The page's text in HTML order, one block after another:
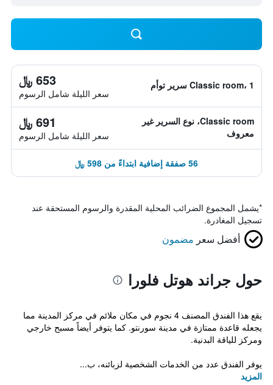
Classic room، 1 سرير توأم 653 ﷼
سعر الليلة شامل الرسوم
Classic room، نوع السرير غير
معروف
691 ﷼
سعر الليلة شامل الرسوم
56 صفقة إضافية ابتداءً من 598 ﷼
*يشمل المجموع الضرائب المحلية المقدرة والرسوم المستحقة عند
تسجيل المغادرة.
أفضل سعر مضمون
حول جراند هوتل فلورا
يقع هذا الفندق المصنف 4 نجوم في مكان ملائم في مركز المدينة مما
يجعله قاعدة ممتازة في مدينة سورنتو. كما يتوفر أيضاً مسبح خارجي
ومركز للياقة البدنية.
يوفر الفندق عدد من الخدمات الشخصية لزبائنه، ب...
المزيد